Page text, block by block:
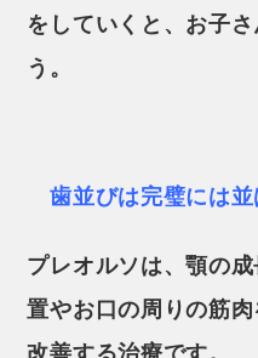
をしていくと、お子
う。
歯並びは完璧には
プレオルソは、顎の
置やお口の周りの筋
改善する治療です。